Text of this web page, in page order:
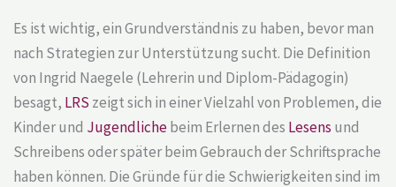
Es ist wichtig, ein Grundverständnis zu haben, bevor man
nach Strategien zur Unterstützung sucht. Die Definition
von Ingrid Naegele (Lehrerin und Diplom-Pädagogin)
besagt, LRS zeigt sich in einer Vielzahl von Problemen, die
Kinder und Jugendlichebeim Erlernen des Lesens und
Schreibens oder später beim Gebrauch der Schriftsprache
haben können. Die Gründe für die Schwierigkeiten sind im